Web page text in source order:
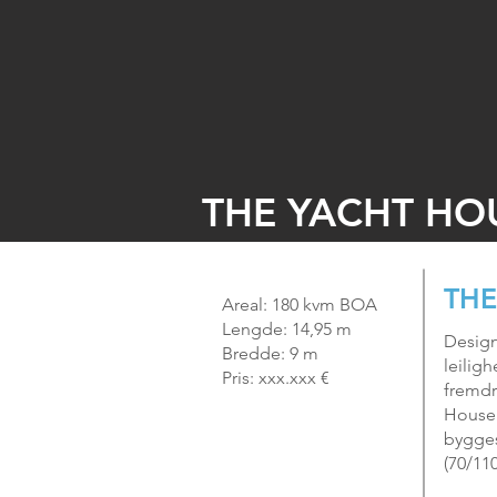
THE YACHT
Areal: 180 kvm BOA
Lengde: 14,95 m
Bredde: 9 m
Pris: xxx.xxx €
(70/